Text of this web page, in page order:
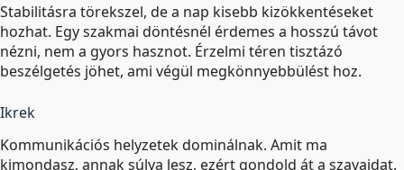
Stabilitásra törekszel, de a nap kisebb kizökkentéseket
hozhat. Egy szakmai döntésnél érdemes a hosszú távot
nézni, nem a gyors hasznot. Érzelmi téren tisztázó
beszélgetés jöhet, ami végül megkönnyebbülést hoz.
Ikrek
Kommunikációs helyzetek dominálnak. Amit ma
kimondasz, annak súlya lesz, ezért gondold át a szavaidat.